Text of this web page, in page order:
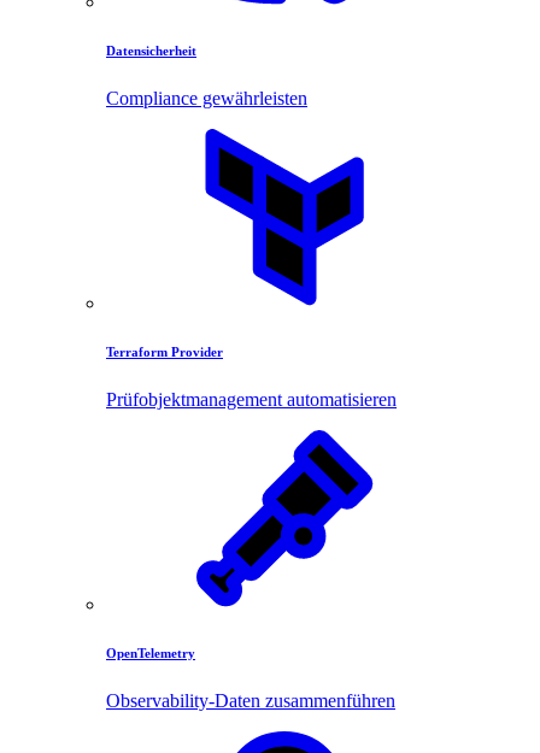
Datensicherheit
Compliance gewährleisten
Terraform Provider
Prüfobjektmanagement automatisieren
OpenTelemetry
Observability-Daten zusammenführen